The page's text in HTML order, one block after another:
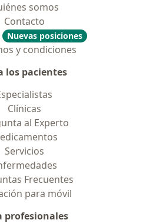
somos
Contacto
Nuevas posiciones
y condiciones
los pacientes
Clínicas
al Experto
Servicios
Frecuentes
para móvil
profesionales